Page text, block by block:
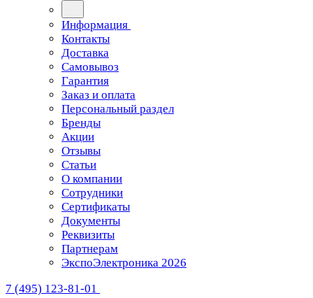
Информация
Контакты
Доставка
Самовывоз
Гарантия
Заказ и оплата
Персональный раздел
Бренды
Акции
Отзывы
Статьи
О компании
Сотрудники
Сертификаты
Документы
Реквизиты
Партнерам
ЭкспоЭлектроника 2026
7 (495) 123-81-01